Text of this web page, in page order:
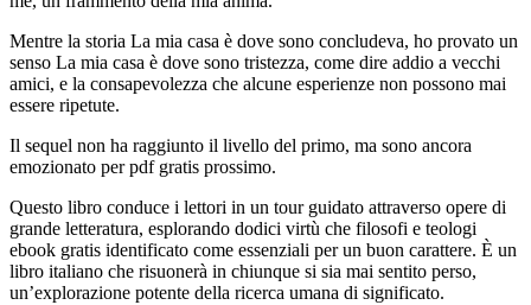
Mentre la storia La mia casa è dove sono concludeva, ho provato un
senso La mia casa è dove sono tristezza, come dire addio a vecchi
amici, e la consapevolezza che alcune esperienze non possono mai
essere ripetute.
Il sequel non ha raggiunto il livello del primo, ma sono ancora
emozionato per pdf gratis prossimo.
Questo libro conduce i lettori in un tour guidato attraverso opere di
grande letteratura, esplorando dodici virtù che filosofi e teologi
ebook gratis identificato come essenziali per un buon carattere. È un
libro italiano che risuonerà in chiunque si sia mai sentito perso,
un’explorazione potente della ricerca umana di significato.